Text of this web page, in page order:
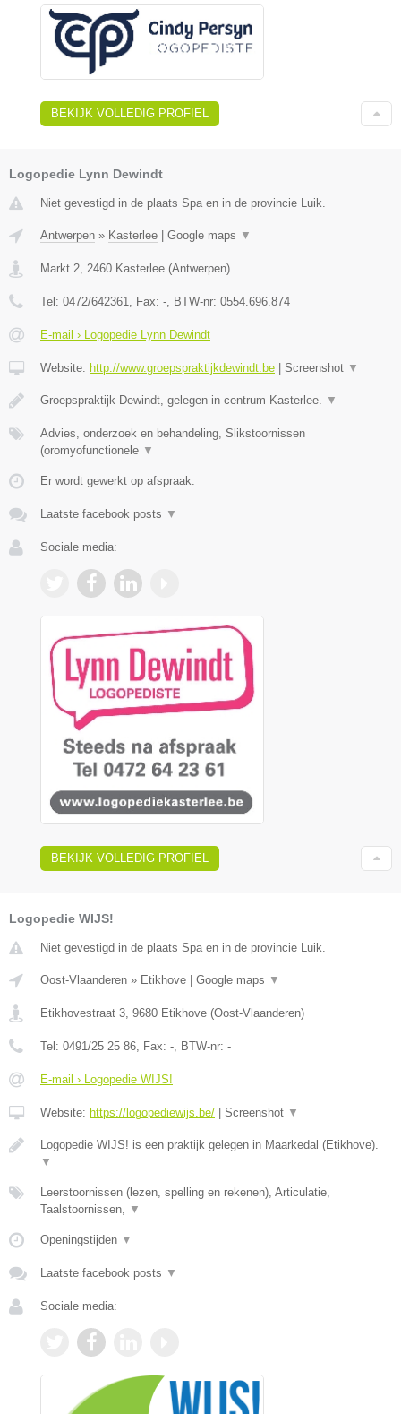
BEKIJK VOLLEDIG PROFIEL
Logopedie Lynn Dewindt
Niet gevestigd in de plaats Spa en in de provincie Luik.
Antwerpen » Kasterlee Google maps ▼
Markt 2, 2460 Kasterlee (Antwerpen)
Tel: 0472/642361, Fax: -, BTW-nr: 0554.696.874
E-mail › Logopedie Lynn Dewindt
Website: http://www.groepspraktijkdewindt.be Screenshot ▼
Groepspraktijk Dewindt, gelegen in centrum Kasterlee. ▼
Advies, onderzoek en behandeling, Slikstoornissen
(oromyofunctionele ▼
Er wordt gewerkt op afspraak.
Laatste facebook posts ▼
Sociale media:
BEKIJK VOLLEDIG PROFIEL
Logopedie WIJS!
Niet gevestigd in de plaats Spa en in de provincie Luik.
Oost-Vlaanderen » Etikhove Google maps ▼
Etikhovestraat 3, 9680 Etikhove (Oost-Vlaanderen)
Tel: 0491/25 25 86, Fax: -, BTW-nr: -
E-mail › Logopedie WIJS!
Website: https://logopediewijs.be/ Screenshot ▼
Logopedie WIJS! is een praktijk gelegen in Maarkedal (Etikhove).
▼
Leerstoornissen (lezen, spelling en rekenen), Articulatie,
Taalstoornissen, ▼
Openingstijden ▼
Laatste facebook posts ▼
Sociale media: